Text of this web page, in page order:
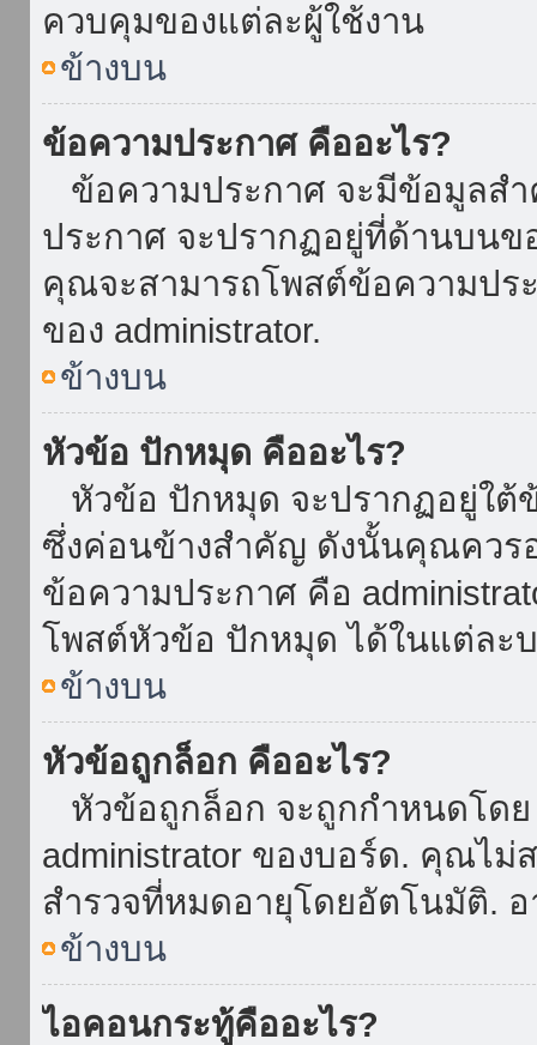
ควบคุมของแต่ละผู้ใช้งาน
ข้างบน
ข้อความประกาศ คืออะไร?
ข้อความประกาศ จะมีข้อมูลส
ประกาศ จะปรากฏอยู่ที่ด้านบนข
คุณจะสามารถโพสต์ข้อความป
ของ administrator.
ข้างบน
หัวข้อ ปักหมุด คืออะไร?
หัวข้อ ปักหมุด จะปรากฏอยู่ใต้
ซึ่งค่อนข้างสำคัญ ดังนั้นคุณควร
ข้อความประกาศ คือ
โพสต์หัวข้อ ปักหมุด ได้ในแต่ละ
ข้างบน
หัวข้อถูกล็อก คืออะไร?
หัวข้อถูกล็อก จะถูกกำหนดโดย
administrator ของบอร์ด. คุณไ
สำรวจที่หมดอายุโดยอัตโนมัติ.
ข้างบน
ไอคอนกระทู้คืออะไร?